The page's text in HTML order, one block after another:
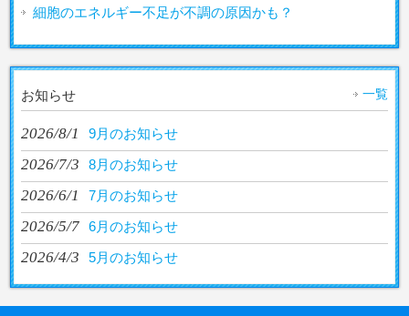
細胞のエネルギー不足が不調の原因かも？
お知らせ 一覧
2026/8/1 9月のお知らせ
2026/7/3 8月のお知らせ
2026/6/1 7月のお知らせ
2026/5/7 6月のお知らせ
2026/4/3 5月のお知らせ